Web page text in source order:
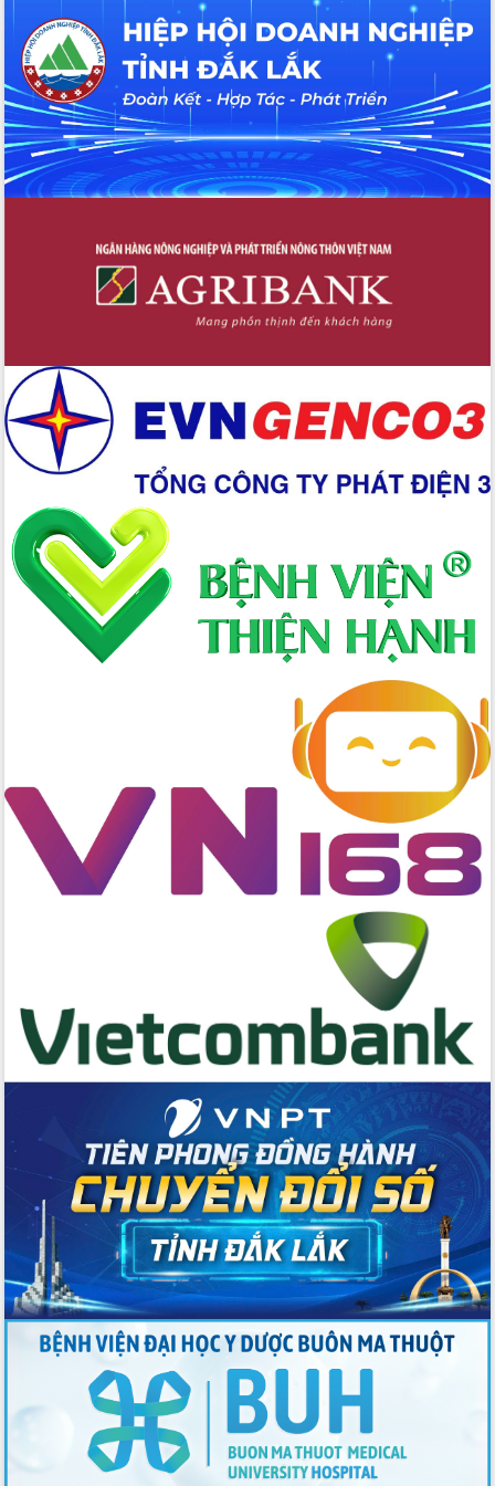
quốc phòng, quân sự địa phương năm
2026
Đắk Lắk tập trung toàn lực khắc phục
tồn tại IUU, sẵn sàng làm việc với
Đoàn thanh tra EC
Chủ tịch UBND tỉnh Tạ Anh Tuấn thăm,
chúc mừng các bệnh viện nhân Ngày
Thầy thuốc Việt Nam
Kỳ họp Chuyên đề lần thứ Năm, HĐND
tỉnh Đắk Lắk thông qua các nghị quyết
Thống nhất danh sách giới thiệu ứng
biểu HĐND tỉnh Đắk Lắk, nhiệm kỳ
2026-2031
Phát động hai phong trào thi đua quan
trọng trong kỷ nguyên mới
Hội nghị lần thứ tư Ban Chỉ đạo công
tác bầu cử tỉnh Đắk Lắk
Hội nghị Báo cáo viên Trung ương
tháng 01/2026
Phó Thủ tướng Hồ Quốc Dũng đánh giá
cao kết quả Chiến dịch Quang Trung
tại Đắk Lắk
Hội nghị Ban Chấp hành Đảng bộ tỉnh
Đắk Lắk lần thứ 2 (mở rộng)
toàn bộ nhà ở cho hộ dân đúng tiến độ
đề ra
UBND tỉnh Đắk Lắk tổng kết công tác
quốc phòng, quân sự địa phương năm
trong phòng chống tảo hôn và hôn
nhân cận huyết thống
Nông sản Tây Nguyên thu hút doanh
nghiệp nước ngoài
Đắk Lắk định vị thương hiệu du lịch
“Biển – Rừng – Cà phê” trong không
gian phát triển mới
Hội nghị chia sẻ kinh nghiệm, chuyển
giao kỹ thuật y tế, định hướng phát
triển chuyên sâu đến 2030
Chuyển đổi số mở ra không gian phát
triển trong lĩnh vực văn hóa, du lịch
Công bố quyết định của Ban Thường
vụ Tỉnh ủy về công tác cán bộ.
Thủ tướng Phạm Minh Chính: Khẩn
trương tái thiết cuộc sống người dân
sau thiên tai
Tập trung nâng cao chất lượng, tổ
chức sản xuất sầu riêng theo hướng
bền vững